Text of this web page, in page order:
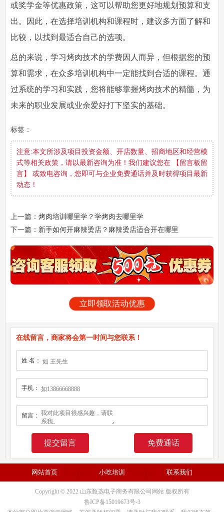
或奖学金等优惠政策，这可以帮助您更好地规划预算和支
出。因此，在选择培训机构和课程时，建议多方面了解和
比较，以找到最适合自己的选项。
总的来说，学习烤肉技术的学费因人而异，但根据您的预
算和需求，在众多培训机构中一定能找到合适的课程。通
过系统的学习和实践，您将能够掌握烤肉技术的精髓，为
未来的职业发展或业余爱好打下坚实的基础。
标签：
注意:本文所涉及项目投资金额、开店数量、招商地区和经营模
式等相关政策，请以最新咨询为准！我们建议您在 【留言板留
言】 或致电咨询，您即可与企业免费通话并及时获得项目最新
动态！
上一篇：烤肉培训哪里学？学烤肉去哪里学
下一篇：新手如何开麻辣烫店？麻辣烫店适合开在哪里
立即领取活动优惠
在线留言，商家将会第一时间与您联系！
姓 名：
手机：
留言：
免费通话
网站首页 小吃培训 联系我们
Copyright © 2022 山东甄选电子商务有限公司网站 版权所有
鲁ICP备15019673号-3